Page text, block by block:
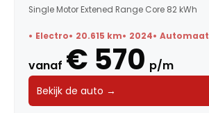
Single Motor Extened Range Core 82 kWh
Electro 20.615 km 2024 Automaat
vanaf € 570 p/m
Bekijk de auto →